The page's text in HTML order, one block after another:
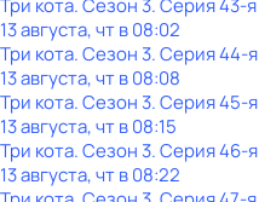
Три кота. Сезон 3. Серия 43-я
13 августа, чт в 08:02
Три кота. Сезон 3. Серия 44-я
13 августа, чт в 08:08
Три кота. Сезон 3. Серия 45-я
13 августа, чт в 08:15
Три кота. Сезон 3. Серия 46-я
13 августа, чт в 08:22